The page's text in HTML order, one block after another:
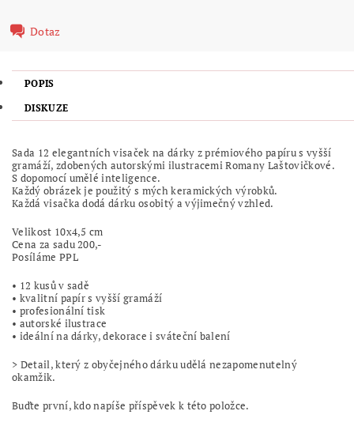
Dotaz
POPIS
DISKUZE
Sada 12 elegantních visaček na dárky z prémiového papíru s vyšší
gramáží, zdobených autorskými ilustracemi Romany Laštovičkové.
S dopomocí umělé inteligence.
Každý obrázek je použitý s mých keramických výrobků.
Každá visačka dodá dárku osobitý a výjimečný vzhled.
Velikost 10x4,5 cm
Cena za sadu 200,-
Posíláme PPL
• 12 kusů v sadě
• kvalitní papír s vyšší gramáží
• profesionální tisk
• autorské ilustrace
• ideální na dárky, dekorace i sváteční balení
> Detail, který z obyčejného dárku udělá nezapomenutelný
okamžik.
Buďte první, kdo napíše příspěvek k této položce.